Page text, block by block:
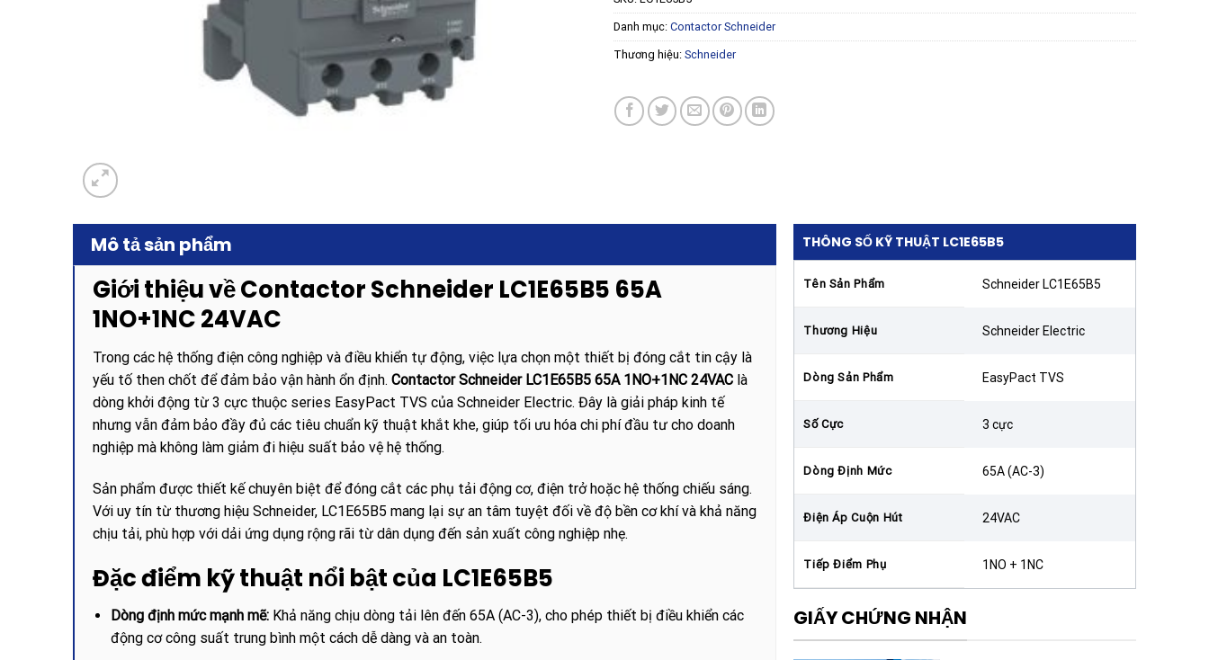
Danh mục: Contactor Schneider
Thương hiệu: Schneider
Mô tả sản phẩm
Giới thiệu về Contactor Schneider LC1E65B5 65A
1NO+1NC 24VAC
Trong các hệ thống điện công nghiệp và điều khiển tự động, việc lựa chọn một thiết bị đóng cắt tin cậy là
yếu tố then chốt để đảm bảo vận hành ổn định. Contactor Schneider LC1E65B5 65A 1NO+1NC 24VAClà
dòng khởi động từ 3 cực thuộc series EasyPact TVS của Schneider Electric. Đây là giải pháp kinh tế
nhưng vẫn đảm bảo đầy đủ các tiêu chuẩn kỹ thuật khắt khe, giúp tối ưu hóa chi phí đầu tư cho doanh
nghiệp mà không làm giảm đi hiệu suất bảo vệ hệ thống.
Sản phẩm được thiết kế chuyên biệt để đóng cắt các phụ tải động cơ, điện trở hoặc hệ thống chiếu sáng.
Với uy tín từ thương hiệu Schneider, LC1E65B5 mang lại sự an tâm tuyệt đối về độ bền cơ khí và khả năng
chịu tải, phù hợp với dải ứng dụng rộng rãi từ dân dụng đến sản xuất công nghiệp nhẹ.
Đặc điểm kỹ thuật nổi bật của LC1E65B5
Dòng định mức mạnh mẽ: Khả năng chịu dòng tải lên đến 65A (AC-3), cho phép thiết bị điều khiển các
động cơ công suất trung bình một cách dễ dàng và an toàn.
THÔNG SỐ KỸ THUẬT LC1E65B5
Tên Sản Phẩm Schneider LC1E65B5
Thương Hiệu Schneider Electric
Dòng Sản Phẩm EasyPact TVS
Số Cực 3 cực
Dòng Định Mức 65A (AC-3)
Điện Áp Cuộn Hút 24VAC
Tiếp Điểm Phụ 1NO + 1NC
GIẤY CHỨNG NHẬN